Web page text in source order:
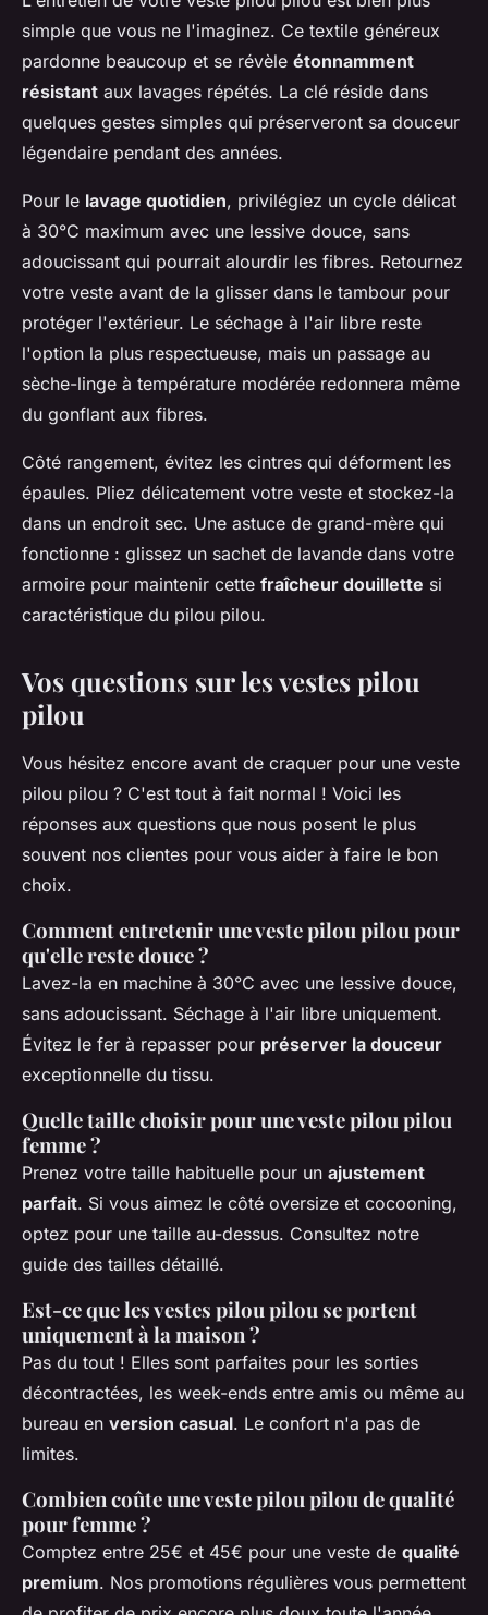
simple que vous ne l'imaginez. Ce textile généreux
pardonne beaucoup et se révèle étonnamment
résistant aux lavages répétés. La clé réside dans
quelques gestes simples qui préserveront sa douceur
légendaire pendant des années.
Pour le lavage quotidien, privilégiez un cycle délicat
à 30°C maximum avec une lessive douce, sans
adoucissant qui pourrait alourdir les fibres. Retournez
votre veste avant de la glisser dans le tambour pour
protéger l'extérieur. Le séchage à l'air libre reste
l'option la plus respectueuse, mais un passage au
sèche-linge à température modérée redonnera même
du gonflant aux fibres.
Côté rangement, évitez les cintres qui déforment les
épaules. Pliez délicatement votre veste et stockez-la
dans un endroit sec. Une astuce de grand-mère qui
fonctionne : glissez un sachet de lavande dans votre
armoire pour maintenir cette fraîcheur douillette si
caractéristique du pilou pilou.
Vos questions sur les vestes pilou
pilou
Vous hésitez encore avant de craquer pour une veste
pilou pilou ? C'est tout à fait normal ! Voici les
réponses aux questions que nous posent le plus
souvent nos clientes pour vous aider à faire le bon
choix.
Comment entretenir une veste pilou pilou pour
qu'elle reste douce ?
Lavez-la en machine à 30°C avec une lessive douce,
sans adoucissant. Séchage à l'air libre uniquement.
Évitez le fer à repasser pour préserver la douceur
exceptionnelle du tissu.
Quelle taille choisir pour une veste pilou pilou
femme ?
Prenez votre taille habituelle pour un ajustement
parfait. Si vous aimez le côté oversize et cocooning,
optez pour une taille au-dessus. Consultez notre
guide des tailles détaillé.
Est-ce que les vestes pilou pilou se portent
uniquement à la maison ?
Pas du tout ! Elles sont parfaites pour les sorties
décontractées, les week-ends entre amis ou même au
bureau en version casual. Le confort n'a pas de
limites.
Combien coûte une veste pilou pilou de qualité
pour femme ?
Comptez entre 25€ et 45€ pour une veste de qualité
premium. Nos promotions régulières vous permettent